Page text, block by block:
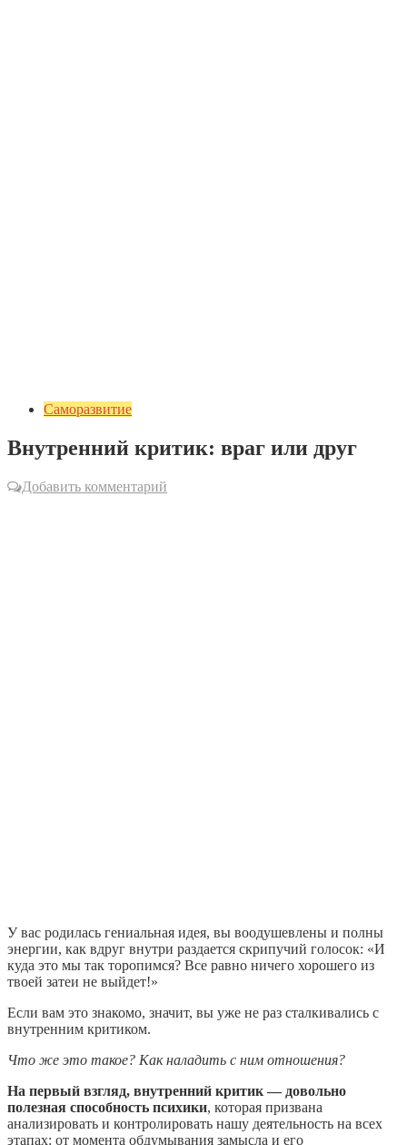
Саморазвитие
Внутренний критик: враг или друг
Добавить комментарий
У вас родилась гениальная идея, вы воодушевлены и полны
энергии, как вдруг внутри раздается скрипучий голосок: «И
куда это мы так торопимся? Все равно ничего хорошего из
твоей затеи не выйдет!»
Если вам это знакомо, значит, вы уже не раз сталкивались с
внутренним критиком.
Что же это такое? Как наладить с ним отношения?
На первый взгляд, внутренний критик — довольно
полезная способность психики, которая призвана
анализировать и контролировать нашу деятельность на всех
этапах: от момента обдумывания замысла и его